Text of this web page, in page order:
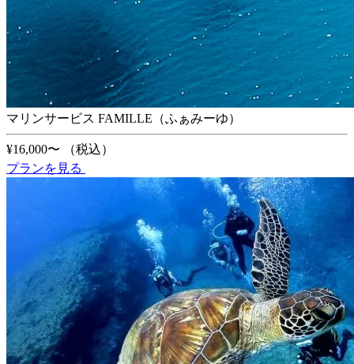
マリンサービス FAMILLE（ふぁみーゆ）
¥16,000〜
（税込）
プランを見る